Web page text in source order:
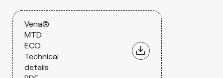
Vena®
MTD
ECO
Technical
details